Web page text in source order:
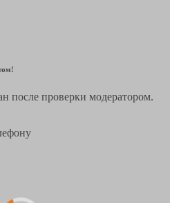
после проверки модератором.